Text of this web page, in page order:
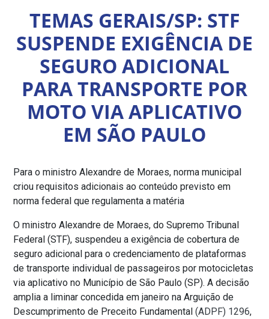
TEMAS GERAIS/SP: STF
SUSPENDE EXIGÊNCIA DE
SEGURO ADICIONAL
PARA TRANSPORTE POR
MOTO VIA APLICATIVO
EM SÃO PAULO
Para o ministro Alexandre de Moraes, norma municipal
criou requisitos adicionais ao conteúdo previsto em
norma federal que regulamenta a matéria
O ministro Alexandre de Moraes, do Supremo Tribunal
Federal (STF), suspendeu a exigência de cobertura de
seguro adicional para o credenciamento de plataformas
de transporte individual de passageiros por motocicletas
via aplicativo no Município de São Paulo (SP). A decisão
amplia a liminar concedida em janeiro na Arguição de
Descumprimento de Preceito Fundamental(ADPF) 1296,